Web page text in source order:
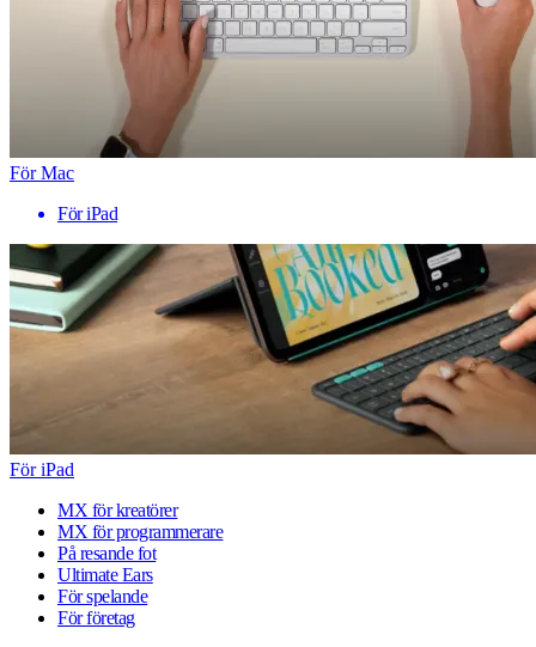
För Mac
För iPad
För iPad
MX för kreatörer
MX för programmerare
På resande fot
Ultimate Ears
För spelande
För företag